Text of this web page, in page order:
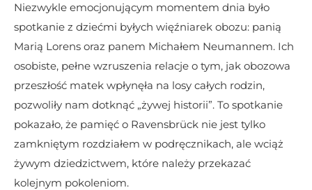
​Niezwykle emocjonującym momentem dnia było
spotkanie z dziećmi byłych więźniarek obozu: panią
Marią Lorens oraz panem Michałem Neumannem. Ich
osobiste, pełne wzruszenia relacje o tym, jak obozowa
przeszłość matek wpłynęła na losy całych rodzin,
pozwoliły nam dotknąć „żywej historii”. To spotkanie
pokazało, że pamięć o Ravensbrück nie jest tylko
zamkniętym rozdziałem w podręcznikach, ale wciąż
żywym dziedzictwem, które należy przekazać
kolejnym pokoleniom.